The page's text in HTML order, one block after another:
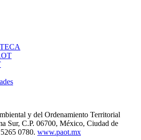
y del Ordenamiento Territorial
Sur, C.P. 06700, México, Ciudad de
0780. www.paot.mx